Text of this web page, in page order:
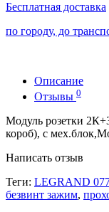
Бесплатная доставка
по городу, до
Описание
Отзывы 0
Модуль розетки
короб), с
Написать отзыв
Теги: LEGRAND
безвинт зажим,